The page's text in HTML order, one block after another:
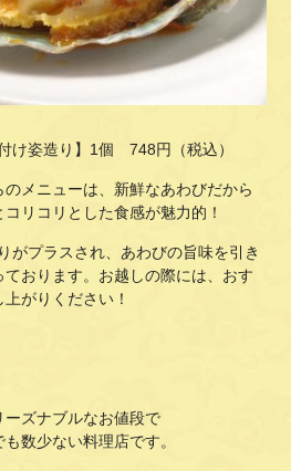
け姿造り】1個 748円（税込）
メニューは、新鮮なあわびだから
リコリとした食感が魅力的！
がプラスされ、あわびの旨味を引き
おります。お越しの際には、おす
がりください！
ズナブルなお値段で
数少ない料理店です。